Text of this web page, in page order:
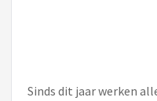
Sinds dit jaar werken